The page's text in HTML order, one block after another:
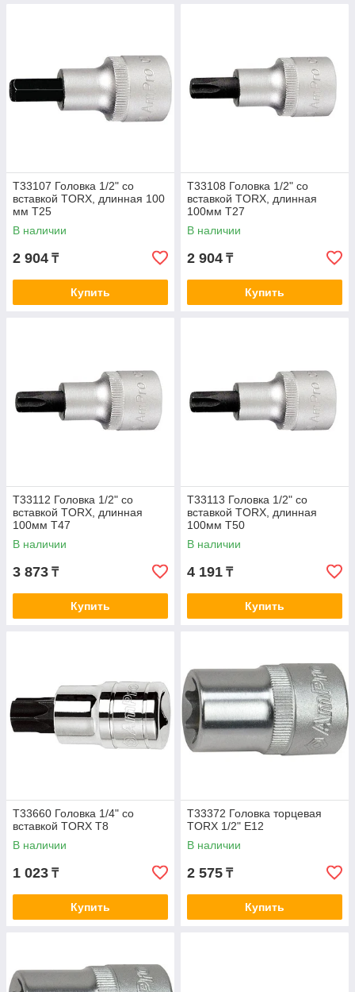
T33107 Головка 1/2" со
вставкой TORX, длинная 100
мм T25
В наличии
2 904 ₸
Купить
T33108 Головка 1/2" со
вставкой TORX, длинная
100мм T27
В наличии
2 904 ₸
Купить
T33112 Головка 1/2" со
вставкой TORX, длинная
100мм T47
В наличии
3 873 ₸
Купить
T33113 Головка 1/2" со
вставкой TORX, длинная
100мм T50
В наличии
4 191 ₸
Купить
T33660 Головка 1/4" со
вставкой TORX T8
В наличии
1 023 ₸
Купить
T33372 Головка торцевая
TORX 1/2" E12
В наличии
2 575 ₸
Купить